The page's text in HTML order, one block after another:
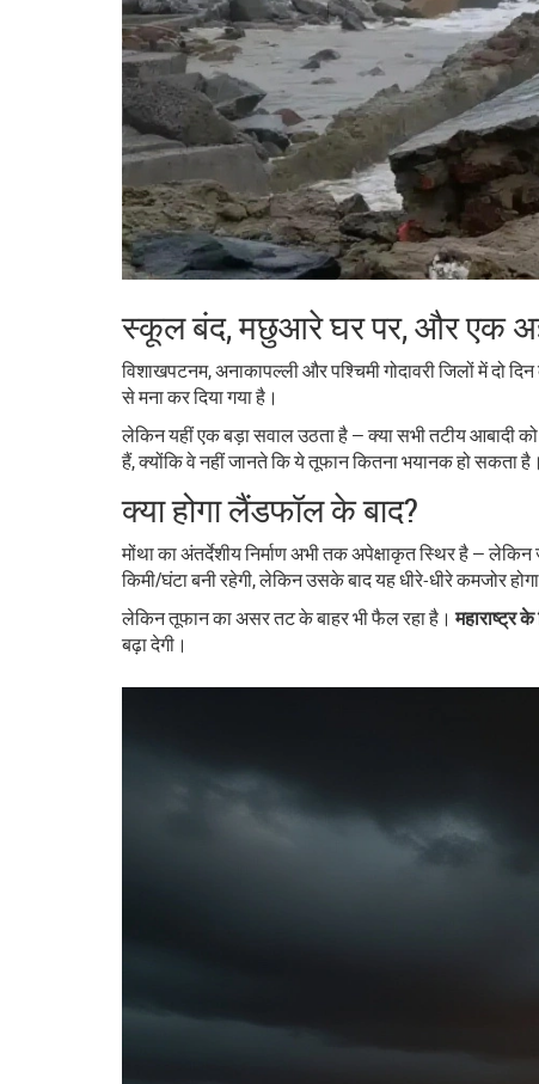
स्कूल बंद, मछुआरे घर पर, और एक
विशाखपटनम, अनाकापल्ली और पश्चिमी गोदावरी जिलों में दो
से मना कर दिया गया है।
लेकिन यहीं एक बड़ा सवाल उठता है — क्या सभी तटीय आबादी
हैं, क्योंकि वे नहीं जानते कि ये तूफान कितना भयानक हो सकता है।
क्या होगा लैंडफॉल के बाद?
मोंथा का अंतर्देशीय निर्माण अभी तक अपेक्षाकृत स्थिर है —
किमी/घंटा बनी रहेगी, लेकिन उसके बाद यह धीरे-धीरे कमजोर
लेकिन तूफान का असर तट के बाहर भी फैल रहा है।महाराष्ट्र के
बढ़ा देगी।